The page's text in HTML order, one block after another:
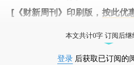
[《财新周刊》印刷版， 按此优
本文共计0字 订阅后继
登录 后获取已订阅的